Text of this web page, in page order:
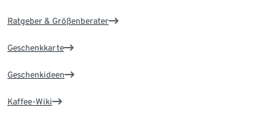
Ratgeber & Größenberater
Geschenkkarte
Geschenkideen
Kaffee-Wiki